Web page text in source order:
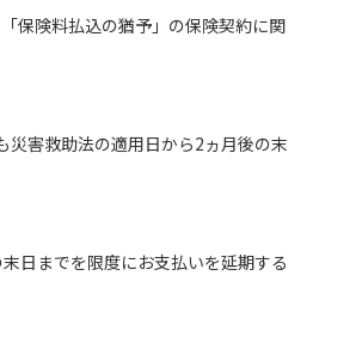
保険料払込の猶予」の保険契約に関
害救助法の適用日から2ヵ月後の末
日までを限度にお支払いを延期する